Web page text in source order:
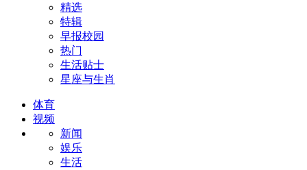
精选
特辑
早报校园
热门
生活贴士
星座与生肖
体育
视频
新闻
娱乐
生活